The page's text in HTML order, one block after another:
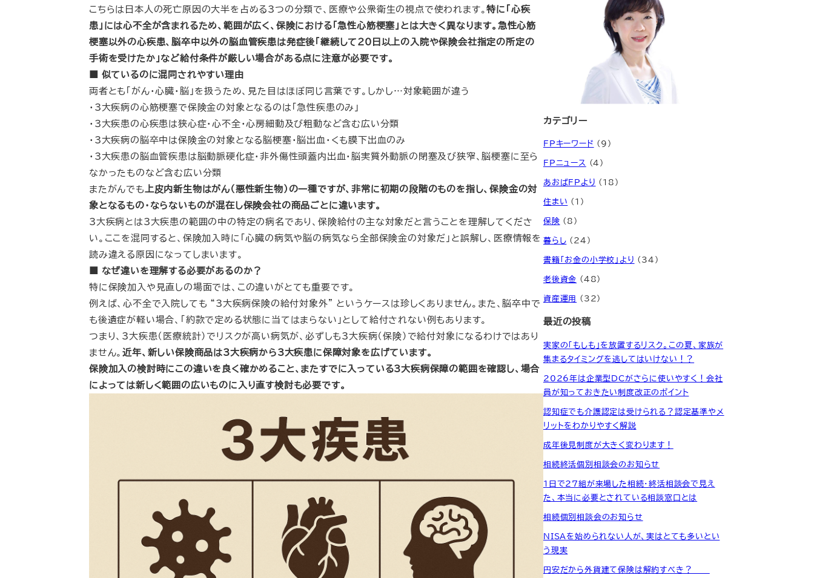
こちらは日本人の死亡原因の大半を占める3つの分類で、医療や公衆衛生の視点で使われます。特に「心疾
患」には心不全が含まれるため、範囲が広く、保険における「急性心筋梗塞」とは大きく異なります。急性心筋
梗塞以外の心疾患、脳卒中以外の脳血管疾患は発症後「継続して20日以上の入院や保険会社指定の所定の
手術を受けたか」など給付条件が厳しい場合がある点に注意が必要です。
■ 似ているのに混同されやすい理由
両者とも「がん・心臓・脳」を扱うため、見た目はほぼ同じ言葉です。しかし…対象範囲が違う
・3大疾病の心筋梗塞で保険金の対象となるのは「急性疾患のみ」
・3大疾患の心疾患は狭心症・心不全・心房細動及び粗動など含む広い分類
・3大疾病の脳卒中は保険金の対象となる脳梗塞・脳出血・くも膜下出血のみ
・3大疾患の脳血管疾患は脳動脈硬化症・非外傷性頭蓋内出血・脳実質外動脈の閉塞及び狭窄、脳梗塞に至ら
なかったものなど含む広い分類
またがんでも
上皮内新生物はがん（悪性新生物）の一種ですが、非常に初期の段階のものを指し、保険金の対
象となるもの・ならないものが混在し保険会社の商品ごとに違います。
3大疾病とは3大疾患の範囲の中の特定の病名であり、保険給付の主な対象だと言うことを理解してくださ
い。ここを混同すると、保険加入時に「心臓の病気や脳の病気なら全部保険金の対象だ」と誤解し、医療情報を
読み違える原因になってしまいます。
■ なぜ違いを理解する必要があるのか？
特に保険加入や見直しの場面では、この違いがとても重要です。
例えば、心不全で入院しても “3大疾病保険の給付対象外” というケースは珍しくありません。また、脳卒中で
も後遺症が軽い場合、「約款で定める状態に当てはまらない」として給付されない例もあります。
つまり、3大疾患（医療統計）でリスクが高い病気が、必ずしも3大疾病（保険）で給付対象になるわけではあり
ません。近年、新しい保険商品は3大疾病から3大疾患に保障対象を広げています。
保険加入の検討時にこの違いを良く確かめること、またすでに入っている3大疾病保障の範囲を確認し、場合
によっては新しく範囲の広いものに入り直す検討も必要です。
カテゴリー
FPキーワード (9)
FPニュース (4)
あおばFPより (18)
住まい (1)
保険 (8)
暮らし (24)
書籍「お金の小学校」より (34)
老後資金 (48)
資産運用 (32)
最近の投稿
実家の「もしも」を放置するリスク。この夏、家族が
集まるタイミングを逃してはいけない！？
2026年は企業型DCがさらに使いやすく！会社
員が知っておきたい制度改正のポイント
認知症でも介護認定は受けられる？認定基準やメ
リットをわかりやすく解説
成年後見制度が大きく変わります！
相続終活個別相談会のお知らせ
1日で27組が来場した相続・終活相談会で見え
た、本当に必要とされている相談窓口とは
相続個別相談会のお知らせ
NISAを始められない人が、実はとても多いとい
う現実
円安だから外貨建て保険は解約すべき？ ―